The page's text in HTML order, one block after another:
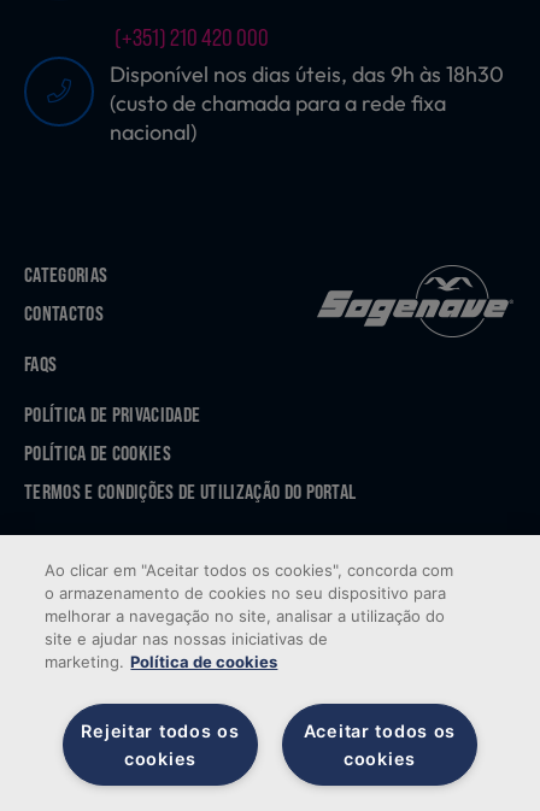
(+351) 210 420 000
Disponível nos dias úteis, das 9h às 18h30
(custo de chamada para a rede fixa
nacional)
CATEGORIAS
CONTACTOS
FAQS
POLÍTICA DE PRIVACIDADE
POLÍTICA DE COOKIES
TERMOS E CONDIÇÕES DE UTILIZAÇÃO DO PORTAL
APP STORE
GOOGLE PLAY
© 2026 Sogenave — Todos os direitos reservados. Desenvolvido porBrandability
Ao clicar em "Aceitar todos os cookies", concorda com
o armazenamento de cookies no seu dispositivo para
melhorar a navegação no site, analisar a utilização do
site e ajudar nas nossas iniciativas de
marketing. Política de cookies
Aceitar todos os
cookies
Rejeitar todos os
cookies